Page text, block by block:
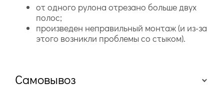
от одного рулона отрезано больше двух
полос;
произведен неправильный монтаж (и из-за
этого возникли проблемы со стыком).
Самовывоз